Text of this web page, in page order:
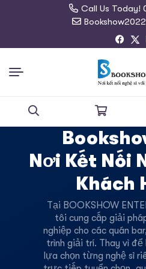
Call Us Today!
Nơi Kết Nối
Khách
Tại BOOKSHOW
tôi cung cấp giải
nghiệp cho các quán
trình giải trí. Thay vì
lựa chọn từng nghệ sĩ